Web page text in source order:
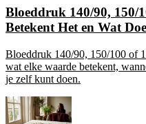
Bloeddruk 140/90, 150/
Betekent Het en Wat
Bloeddruk 140/90, 150/100 of
wat elke waarde betekent,
je zelf kunt doen.